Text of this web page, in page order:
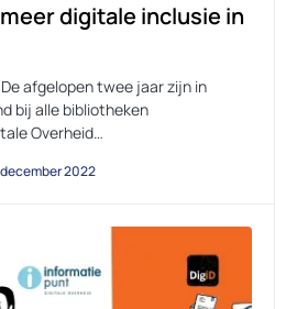
digitale inclusie in
afgelopen twee jaar zijn in
bij alle bibliotheken
Overheid…
2022